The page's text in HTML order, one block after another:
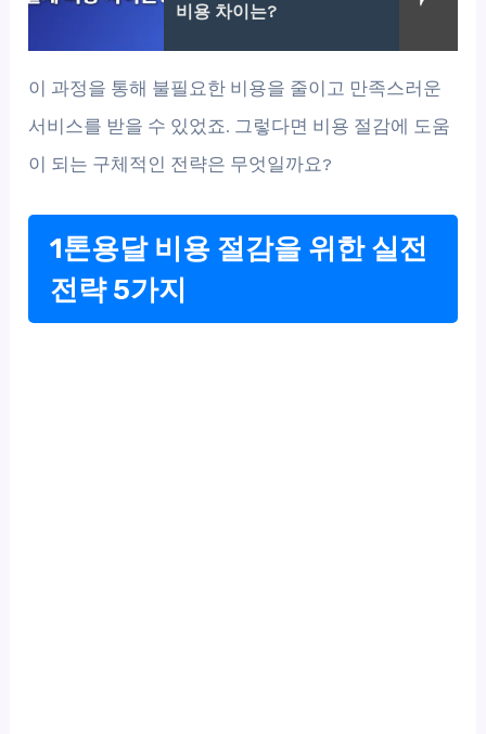
비용 차이는?
이 과정을 통해 불필요한 비용을 줄이고 만족스러운
서비스를 받을 수 있었죠. 그렇다면 비용 절감에 도움
이 되는 구체적인 전략은 무엇일까요?
1톤용달 비용 절감을 위한 실전
전략 5가지